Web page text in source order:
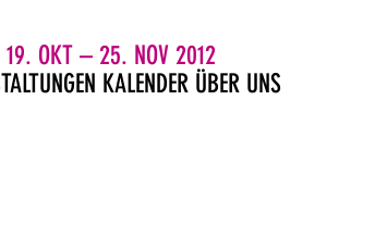
19. OKT – 25. NOV 2012
KALENDER ÜBER UNS